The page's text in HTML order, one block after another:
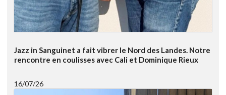
Jazz in Sanguinet a fait vibrer le Nord des Landes. Notre
rencontre en coulisses avec Cali et Dominique Rieux
16/07/26